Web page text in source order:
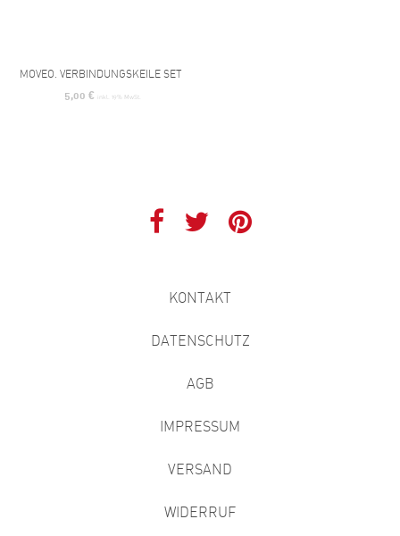
MOVEO. VERBINDUNGSKEILE SET
5,00 € inkl. 19% MwSt.
KONTAKT
DATENSCHUTZ
AGB
IMPRESSUM
VERSAND
WIDERRUF